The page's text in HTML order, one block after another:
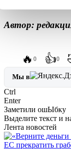
Автор:
🔥 0 👍0
Мы в
Ctrl
Enter
Заметили ошЫбку
Выделите текст и
Лента новостей